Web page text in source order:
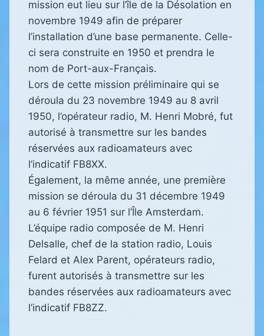
mission eut lieu sur l’île de la Désolation en
novembre 1949 afin de préparer
l’installation d’une base permanente. Celle-
ci sera construite en 1950 et prendra le
nom de Port-aux-Français.
Lors de cette mission préliminaire qui se
déroula du 23 novembre 1949 au 8 avril
1950, l’opérateur radio, M. Henri Mobré, fut
autorisé à transmettre sur les bandes
réservées aux radioamateurs avec
l’indicatif FB8XX.
Également, la même année, une première
mission se déroula du 31 décembre 1949
au 6 février 1951 sur l’Île Amsterdam.
L’équipe radio composée de M. Henri
Delsalle, chef de la station radio, Louis
Felard et Alex Parent, opérateurs radio,
furent autorisés à transmettre sur les
bandes réservées aux radioamateurs avec
l’indicatif FB8ZZ.